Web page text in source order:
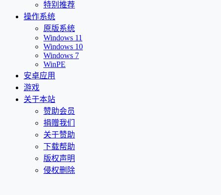
特别推荐
操作系统
原版系统
Windows 11
Windows 10
Windows 7
WinPE
安卓应用
游戏
关于本站
赞助会员
捐赠我们
关于赞助
下载帮助
版权声明
侵权删除